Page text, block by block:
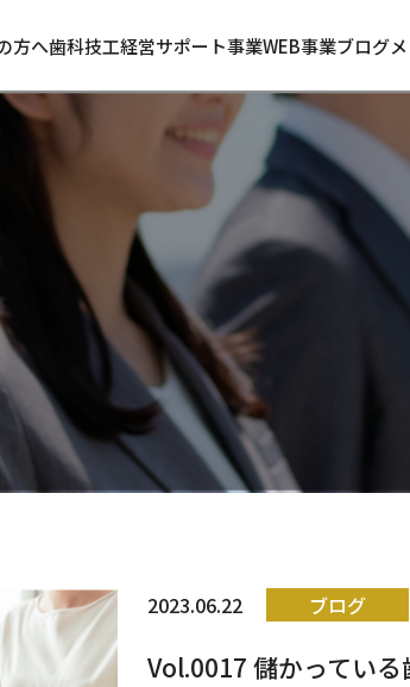
方へ歯科技工経営サポート事業WEB事業ブログ
2023.06.22 ブログ
Vol.0017 儲かっている